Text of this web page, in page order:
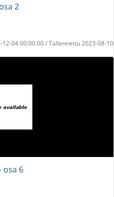
2
12-04 00:00:00 / Tallennettu 2023-08-10
osa 6